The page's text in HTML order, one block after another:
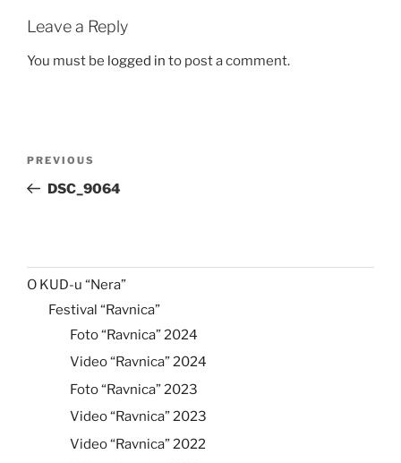
Leave a Reply
You must be logged in to post a comment.
Previous
Post
PREVIOUS
DSC_9064
O KUD-u “Nera”
Festival “Ravnica”
Foto “Ravnica” 2024
Video “Ravnica” 2024
Foto “Ravnica” 2023
Video “Ravnica” 2023
Video “Ravnica” 2022